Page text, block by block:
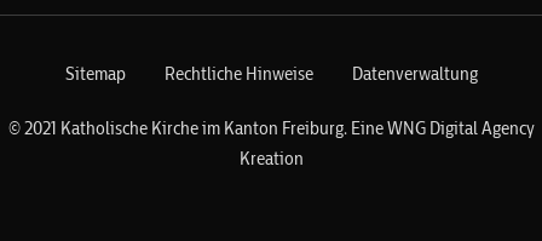
Sitemap Rechtliche Hinweise Datenverwaltung
© 2021 Katholische Kirche im Kanton Freiburg. EineWNG Digital Agency
Kreation